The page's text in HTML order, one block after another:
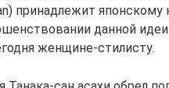
принадлежит
данной
женщине-стилисту.